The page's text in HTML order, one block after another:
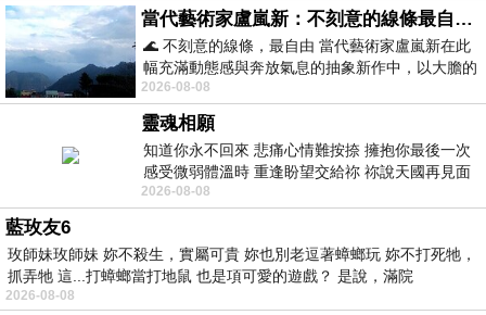
當代藝術家盧嵐新：不刻意的線條最自由，讓色彩流動、筆觸自己說話
🌊 不刻意的線條，最自由 當代藝術家盧嵐新在此
幅充滿動態感與奔放氣息的抽象新作中，以大膽的
藍色顏料在白色畫布上揮灑、壓印與流淌
2026-08-08
靈魂相願
知道你永不回來 悲痛心情難按捺 擁抱你最後一次
感受微弱體溫時 重逢盼望交給祢 祢說天國再見面
此刻忍淚說別離 他日靈魂再
2026-08-08
藍玫友6
玫師妹玫師妹 妳不殺生，實屬可貴 妳也別老逗著蟑螂玩 妳不打死牠，
抓弄牠 這...打蟑螂當打地鼠 也是項可愛的遊戲？ 是說，滿院
2026-08-08